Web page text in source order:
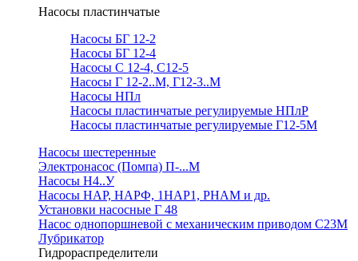
Насосы пластинчатые
Насосы БГ 12-2
Насосы БГ 12-4
Насосы С 12-4, С12-5
Насосы Г 12-2..М, Г12-3..М
Насосы НПл
Насосы пластинчатые регулируемые НПлР
Насосы пластинчатые регулируемые Г12-5М
Насосы шестеренные
Электронасос (Помпа) П-...М
Насосы Н4..У
Насосы НАР, НАРФ, 1НАР1, РНАМ и др.
Установки насосные Г 48
Насос однопоршневой с механическим приводом С23М
Лубрикатор
Гидрораспределители